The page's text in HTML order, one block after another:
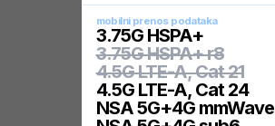
mobilni prenos podataka
3.75G HSPA+
3.75G HSPA+ r8
4.5G LTE-A, Cat 21
4.5G LTE-A, Cat 24
NSA 5G+4G mmWave